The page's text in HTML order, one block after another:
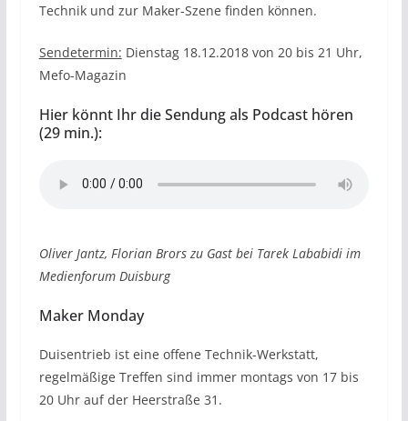
Technik und zur Maker-Szene finden können.
Sendetermin: Dienstag 18.12.2018 von 20 bis 21 Uhr,
Mefo-Magazin
Hier könnt Ihr die Sendung als Podcast hören
(29 min.):
Oliver Jantz, Florian Brors zu Gast bei Tarek Lababidi im
Medienforum Duisburg
Maker Monday
Duisentrieb ist eine offene Technik-Werkstatt,
regelmäßige Treffen sind immer montags von 17 bis
20 Uhr auf der Heerstraße 31.